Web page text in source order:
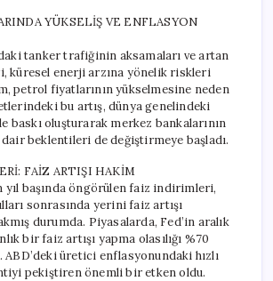
YÜKSELİŞ VE ENFLASYON
tanker trafiğinin aksamaları ve artan
küresel enerji arzına yönelik riskleri
petrol fiyatlarının yükselmesine neden
bu artış, dünya genelindeki
baskı oluşturarak merkez bankalarının
beklentileri de değiştirmeye başladı.
FAİZ ARTIŞI HAKİM
yıl başında öngörülen faiz indirimleri,
sonrasında yerini faiz artışı
durumda. Piyasalarda, Fed’in aralık
bir faiz artışı yapma olasılığı %70
ABD’deki üretici enflasyonundaki hızlı
pekiştiren önemli bir etken oldu.